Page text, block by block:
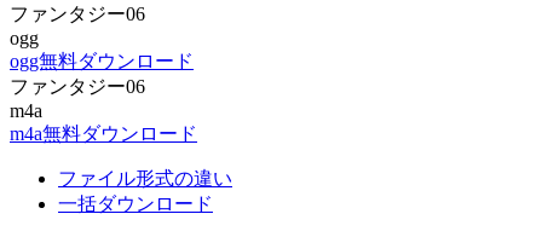
ファンタジー06
ogg
ogg無料ダウンロード
ファンタジー06
m4a
m4a無料ダウンロード
ファイル形式の違い
一括ダウンロード